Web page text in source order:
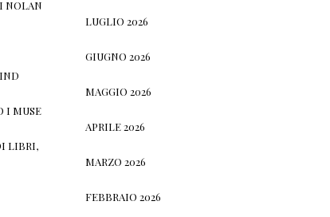
NOLAN
I MUSE
LIBRI,
LUGLIO 2026
GIUGNO 2026
MAGGIO 2026
APRILE 2026
MARZO 2026
FEBBRAIO 2026